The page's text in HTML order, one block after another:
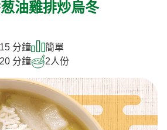
油雞排炒烏冬
15 分鐘
簡單
20 分鐘
2人份